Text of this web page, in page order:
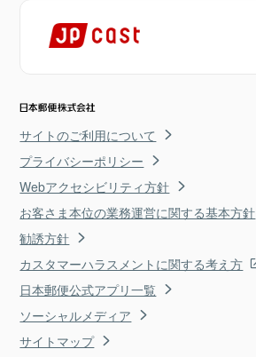
サイトのご利用について
プライバシーポリシー
Webアクセシビリティ方針
お客さま本位の業務運営に関する基本方針
勧誘方針
カスタマーハラスメントに関する考え方
日本郵便公式アプリ一覧
ソーシャルメディア
サイトマップ